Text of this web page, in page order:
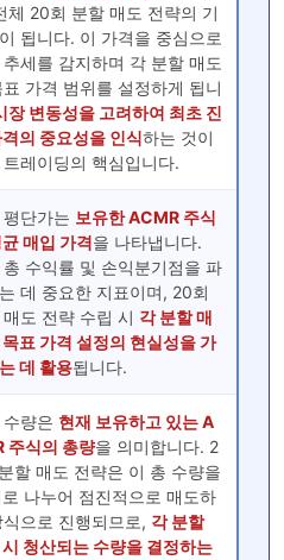
체 20회 분할 매도 전략의 기
됩니다. 이 가격을 중심으로
세를 감지하며 각 분할 매도
표 가격 범위를 설정하게 됩니
장 변동성을 고려하여 최초 진
의 중요성을 인식하는 것이
트레이딩의 핵심입니다.
평단가는 보유한 ACMR 주식
매입 가격을 나타냅니다.
총 수익률 및 손익분기점을 파
데 중요한 지표이며, 20회
매도 전략 수립 시 각 분할 매
목표 가격 설정의 현실성을 가
데 활용됩니다.
수량은 현재 보유하고 있는 A
주식의 총량을 의미합니다. 2
할 매도 전략은 이 총 수량을
나누어 점진적으로 매도하
식으로 진행되므로, 각 분할
청산되는 수량을 결정하는